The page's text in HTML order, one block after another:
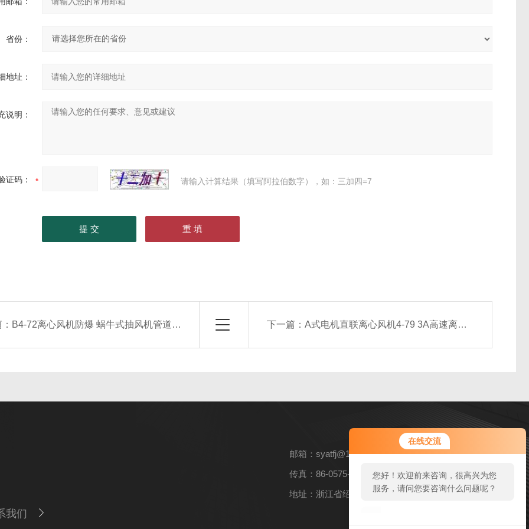
在线交流
您好！欢迎前来咨询，很高兴为您
服务，请问您要咨询什么问题呢？
您好，看您停留很久了，是否找到
了需求产品，您可以直接在线与我
省份：
地址：
说明：
证码： 请输入计算结果（填写阿拉伯数字），如：三加四=7
B4-72离心风机防爆 蜗牛式抽风机管道风机 下一篇： A式电机直联离心风机4-79 3A高速离心排风机
我们
邮箱：syatfj@163.com
传真：86-0575-82360269
地址：浙江省绍兴市上虞区上浦镇104国道东侧上浦工业园